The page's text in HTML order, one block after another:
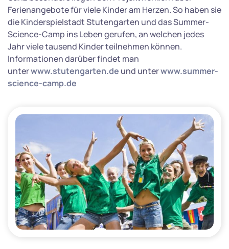
Ferienangebote für viele Kinder am Herzen. So haben sie
die Kinderspielstadt Stutengarten und das Summer-
Science-Camp ins Leben gerufen, an welchen jedes
Jahr viele tausend Kinder teilnehmen können.
Informationen darüber findet man
unterwww.stutengarten.de und unterwww.summer-
science-camp.de